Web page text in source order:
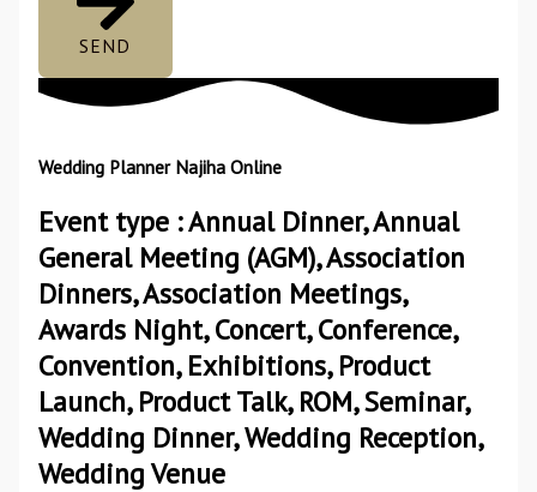
SEND
Wedding Planner Najiha Online
Event type : Annual Dinner, Annual
General Meeting (AGM), Association
Dinners, Association Meetings,
Awards Night, Concert, Conference,
Convention, Exhibitions, Product
Launch, Product Talk, ROM, Seminar,
Wedding Dinner, Wedding Reception,
Wedding Venue